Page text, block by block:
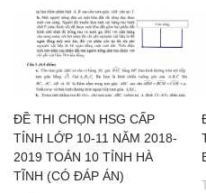
ĐỀ THI CHỌN HSG CẤP
TỈNH LỚP 10-11 NĂM 2018-
2019 TOÁN 10 TỈNH HÀ
TĨNH (CÓ ĐÁP ÁN)